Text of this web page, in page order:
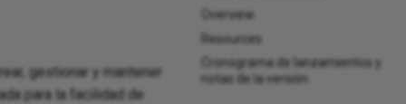
Overview
Resources
Cronograma de lanzamientos y
notas de la versión
gestionar y mantener
para la facilidad de